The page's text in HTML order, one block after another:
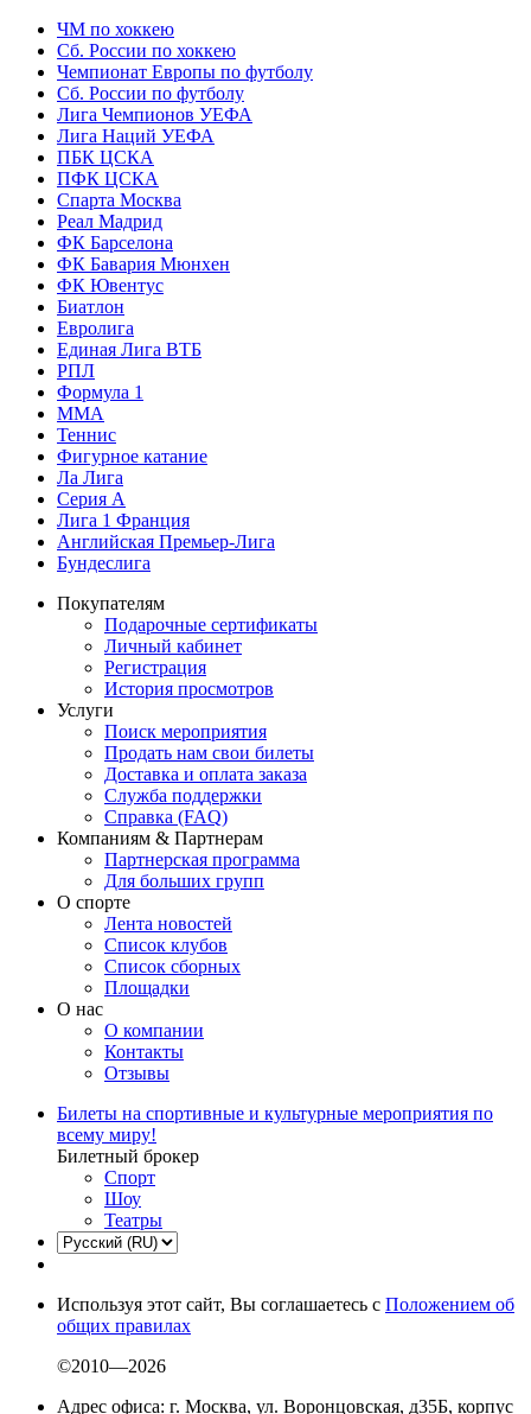
ЧМ по хоккею
Сб. России по хоккею
Чемпионат Европы по футболу
Сб. России по футболу
Лига Чемпионов УЕФА
Лига Наций УЕФА
ПБК ЦСКА
ПФК ЦСКА
Спарта Москва
Реал Мадрид
ФК Барселона
ФК Бавария Мюнхен
ФК Ювентус
Биатлон
Евролига
Единая Лига ВТБ
РПЛ
Формула 1
MMA
Теннис
Фигурное катание
Ла Лига
Серия А
Лига 1 Франция
Английская Премьер-Лига
Бундеслига
Покупателям
Подарочные сертификаты
Личный кабинет
Регистрация
История просмотров
Услуги
Поиск мероприятия
Продать нам свои билеты
Доставка и оплата заказа
Служба поддержки
Справка (FAQ)
Компаниям & Партнерам
Партнерская программа
Для больших групп
О спорте
Лента новостей
Список клубов
Список сборных
Площадки
О нас
О компании
Контакты
Отзывы
Билеты на спортивные и культурные мероприятия по
всему миру!
Билетный брокер
Спорт
Шоу
Театры
Используя этот сайт, Вы соглашаетесь с Положением об
общих правилах
©2010—2026
Адрес офиса: г. Москва, ул. Воронцовская, д35Б, корпус